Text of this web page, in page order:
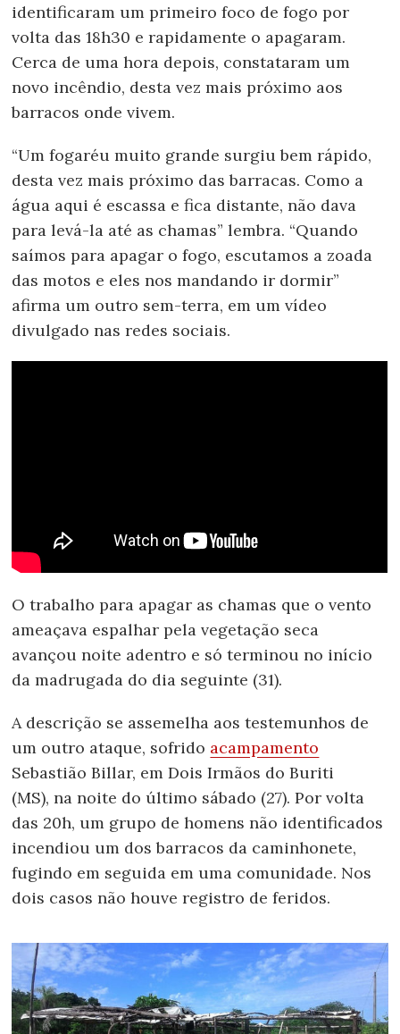
identificaram um primeiro foco de fogo por
volta das 18h30 e rapidamente o apagaram.
Cerca de uma hora depois, constataram um
novo incêndio, desta vez mais próximo aos
barracos onde vivem.
“Um fogaréu muito grande surgiu bem rápido,
desta vez mais próximo das barracas. Como a
água aqui é escassa e fica distante, não dava
para levá-la até as chamas” lembra. “Quando
saímos para apagar o fogo, escutamos a zoada
das motos e eles nos mandando ir dormir”
afirma um outro sem-terra, em um vídeo
divulgado nas redes sociais.
O trabalho para apagar as chamas que o vento
ameaçava espalhar pela vegetação seca
avançou noite adentro e só terminou no início
da madrugada do dia seguinte (31).
A descrição se assemelha aos testemunhos de
um outro ataque, sofrido acampamento
Sebastião Billar, em Dois Irmãos do Buriti
(MS), na noite do último sábado (27). Por volta
das 20h, um grupo de homens não identificados
incendiou um dos barracos da caminhonete,
fugindo em seguida em uma comunidade. Nos
dois casos não houve registro de feridos.